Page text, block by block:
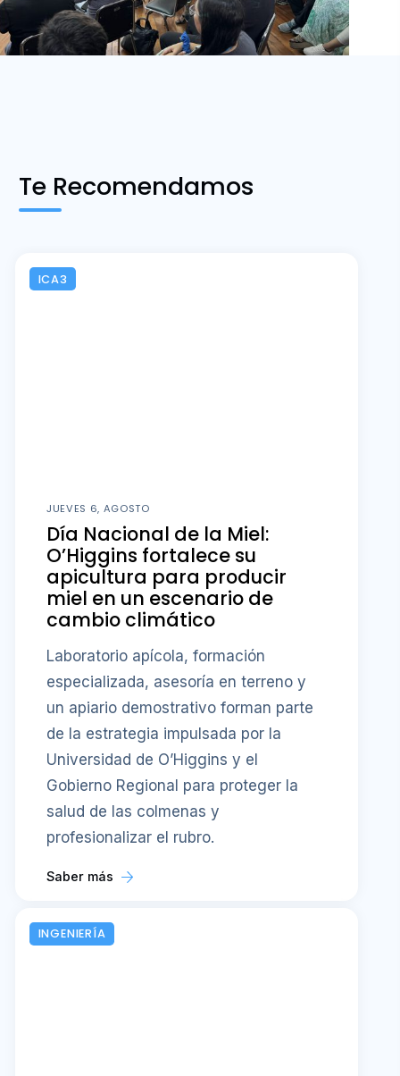
Te Recomendamos
ICA3
JUEVES 6, AGOSTO
Día Nacional de la Miel:
O’Higgins fortalece su
apicultura para producir
miel en un escenario de
cambio climático
Laboratorio apícola, formación
especializada, asesoría en terreno y
un apiario demostrativo forman parte
de la estrategia impulsada por la
Universidad de O’Higgins y el
Gobierno Regional para proteger la
salud de las colmenas y
profesionalizar el rubro.
Saber más
INGENIERÍA